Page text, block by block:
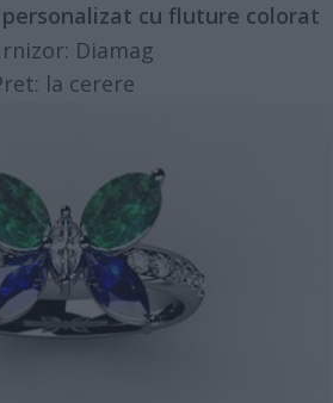
cu fluture colorat
Diamag
la cerere